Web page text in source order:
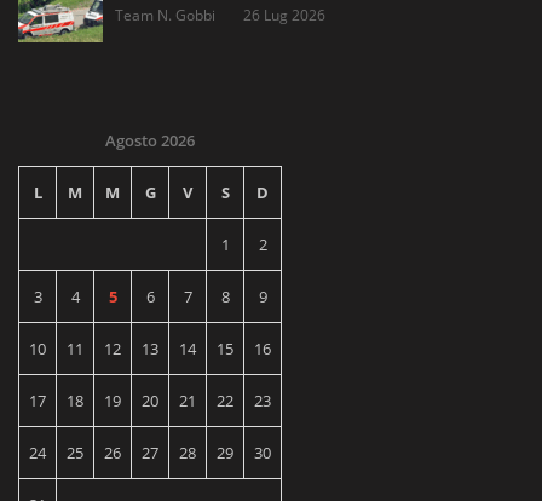
Team N. Gobbi 26 Lug 2026
Agosto 2026
L M M G V S D
1 2
3 4 5 6 7 8 9
10 11 12 13 14 15 16
17 18 19 20 21 22 23
24 25 26 27 28 29 30